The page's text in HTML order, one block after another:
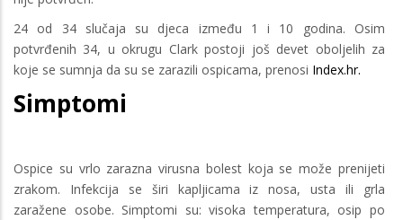
24 od 34 slučaja su djeca između 1 i 10 godina. Osim
potvrđenih 34, u okrugu Clark postoji još devet oboljelih za
koje se sumnja da su se zarazili ospicama, prenosi Index.hr.
Simptomi
Ospice su vrlo zarazna virusna bolest koja se može prenijeti
zrakom. Infekcija se širi kapljicama iz nosa, usta ili grla
zaražene osobe. Simptomi su: visoka temperatura, osip po